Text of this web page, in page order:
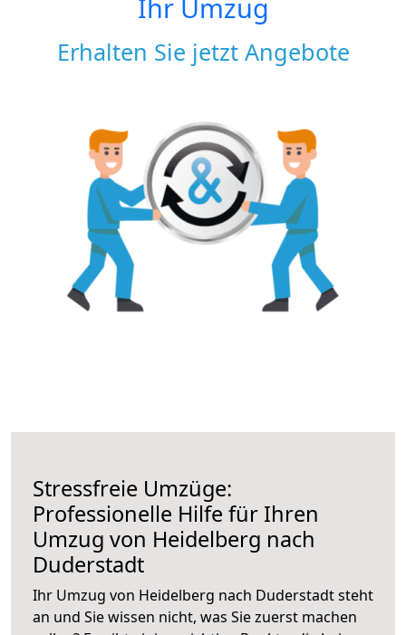
Ihr Umzug
Erhalten Sie jetzt Angebote
Stressfreie Umzüge:
Professionelle Hilfe für Ihren
Umzug von Heidelberg nach
Duderstadt
Ihr Umzug von Heidelberg nach Duderstadt steht
an und Sie wissen nicht, was Sie zuerst machen